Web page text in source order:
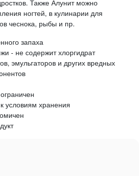
Также Алунит можно
ногтей, в кулинарии для
чеснока, рыбы и пр.
запаха
- не содержит хлоргидрат
эмульгаторов и других вредных
условиям хранения